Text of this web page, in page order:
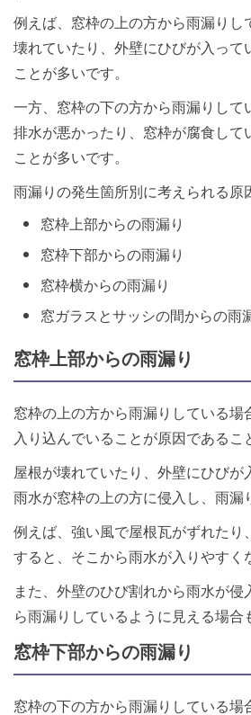
例えば、窓枠の上の方から雨漏りし
壊れていたり、外壁にひびが入って
ことが多いです。
一方、窓枠の下の方から雨漏りして
排水が悪かったり、窓枠が腐食して
ことが多いです。
雨漏りの発生箇所別に考えられる原
窓枠上部からの雨漏り
窓枠下部からの雨漏り
窓枠横からの雨漏り
窓ガラスとサッシの間からの雨
窓枠上部からの雨漏り
窓枠の上の方から雨漏りしている場
入り込んでいることが原因であるこ
屋根が壊れていたり、外壁にひびが
雨水が窓枠の上の方に侵入し、雨漏
例えば、強い風で屋根瓦がずれたり
すると、そこから雨水が入りやすく
また、外壁のひび割れから雨水が
ら雨漏りしているように見える場合
窓枠下部からの雨漏り
窓枠の下の方から雨漏りしている場